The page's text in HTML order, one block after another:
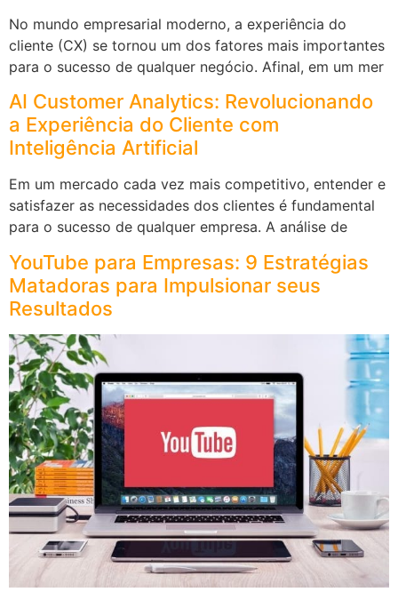
No mundo empresarial moderno, a experiência do
cliente (CX) se tornou um dos fatores mais importantes
para o sucesso de qualquer negócio. Afinal, em um mer
AI Customer Analytics: Revolucionando
a Experiência do Cliente com
Inteligência Artificial
Em um mercado cada vez mais competitivo, entender e
satisfazer as necessidades dos clientes é fundamental
para o sucesso de qualquer empresa. A análise de
YouTube para Empresas: 9 Estratégias
Matadoras para Impulsionar seus
Resultados